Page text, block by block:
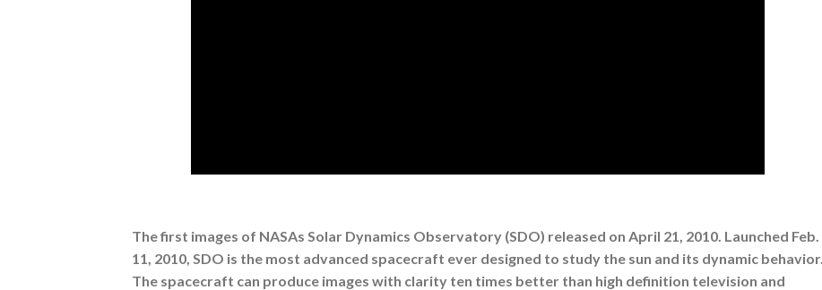
The first images of NASAs Solar Dynamics Observatory (SDO) released on April 21, 2010. Launched Feb.
11, 2010, SDO is the most advanced spacecraft ever designed to study the sun and its dynamic behavior.
The spacecraft can produce images with clarity ten times better than high definition television and